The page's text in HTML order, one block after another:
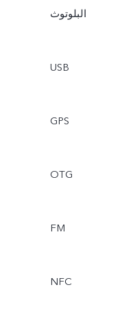
البلوتوث
USB
GPS
OTG
FM
NFC